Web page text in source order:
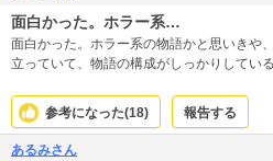
面白かった。ホラー系…
面白かった。ホラー系の物語かと思いきや
立っていて、物語の構成がしっかりしてい
参考になった(18) 報告する
あるみさん